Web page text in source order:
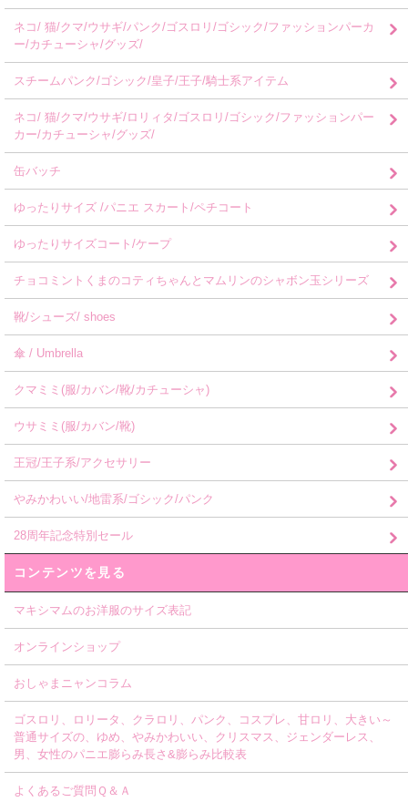
ネコ/ 猫/クマ/ウサギ/パンク/ゴスロリ/ゴシック/ファッションパーカ
ー/カチューシャ/グッズ/
スチームパンク/ゴシック/皇子/王子/騎士系アイテム
ネコ/ 猫/クマ/ウサギ/ロリィタ/ゴスロリ/ゴシック/ファッションパー
カー/カチューシャ/グッズ/
缶バッチ
ゆったりサイズ /パニエ スカート/ペチコート
ゆったりサイズコート/ケープ
チョコミントくまのコティちゃんとマムリンのシャボン玉シリーズ
靴/シューズ/ shoes
傘 / Umbrella
クマミミ(服/カバン/靴/カチューシャ)
ウサミミ(服/カバン/靴)
王冠/王子系/アクセサリー
やみかわいい/地雷系/ゴシック/パンク
28周年記念特別セール
コンテンツを見る
マキシマムのお洋服のサイズ表記
オンラインショップ
おしゃまニャンコラム
ゴスロリ、ロリータ、クラロリ、パンク、コスプレ、甘ロリ、大きい～
普通サイズの、ゆめ、やみかわいい、クリスマス、ジェンダーレス、
男、女性のパニエ膨らみ長さ&膨らみ比較表
よくあるご質問Ｑ＆Ａ